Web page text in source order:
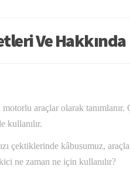
Ve Hakkında
araçlar olarak tanımlanır.
kullanılır.
çektiklerinde kâbusumuz,
ne zaman ne için kullanılır?